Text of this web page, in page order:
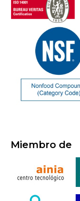
Miembro de